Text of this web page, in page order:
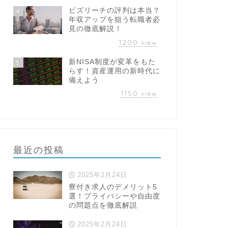
4
ビズリーチの評判は本当？
年収アップを狙う転職者必
見の徹底解説！
1200 view
5
新NISA制度が変革をもた
らす！資産運用の新時代に
備えよう
1150 view
最近の投稿
2025年2月24日
寮付き求人のデメリット5
選！プライバシーや自由度
の問題点を徹底解説
2025年2月24日